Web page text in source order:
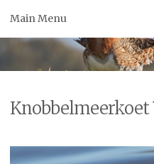
Main Menu
Knobbelmeerkoet